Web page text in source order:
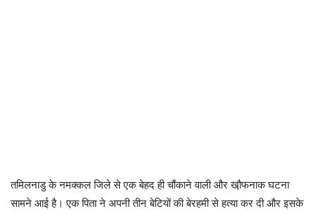
तमिलनाडु के नमक्कल जिले से एक बेहद ही चौंकाने वाली और खौ़फनाक घटना
सामने आई है। एक पिता ने अपनी तीन बेटियों की बेरहमी से हत्या कर दी और इसके